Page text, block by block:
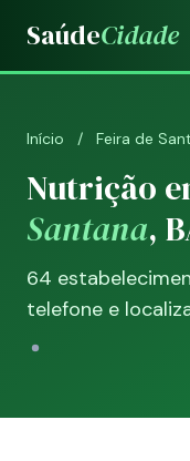
SaúdeCidade
Início / Feira de
Nutrição
Santana,
64
telefone e